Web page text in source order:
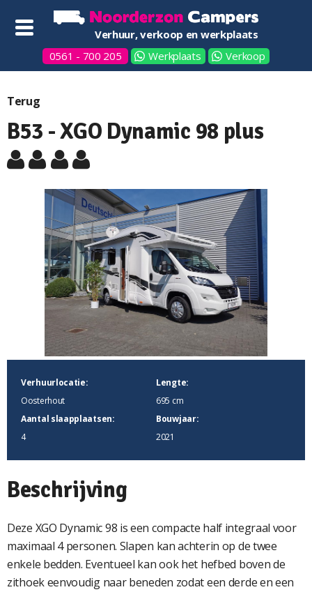
Verhuur, verkoop en werkplaats
0561 - 700 205
Werkplaats Verkoop
Terug
B53 - XGO Dynamic 98 plus
Verhuurlocatie:
Oosterhout
Lengte:
695 cm
Aantal slaapplaatsen:
4
Bouwjaar:
2021
Beschrijving
Deze XGO Dynamic 98 is een compacte half integraal voor
maximaal 4 personen. Slapen kan achterin op de twee
enkele bedden. Eventueel kan ook het hefbed boven de
zithoek eenvoudig naar beneden zodat een derde en een